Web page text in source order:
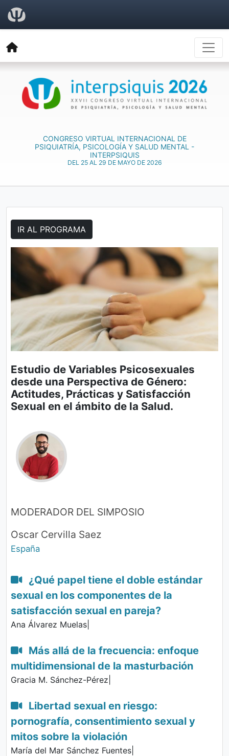
CONGRESO VIRTUAL INTERNACIONAL DE
PSIQUIATRÍA, PSICOLOGÍA Y SALUD MENTAL -
INTERPSIQUIS
DEL 25 AL 29 DE MAYO DE 2026
IR AL PROGRAMA
Estudio de Variables Psicosexuales
desde una Perspectiva de Género:
Actitudes, Prácticas y Satisfacción
Sexual en el ámbito de la Salud.
MODERADOR DEL SIMPOSIO
Oscar Cervilla Saez
España
¿Qué papel tiene el doble estándar
sexual en los componentes de la
satisfacción sexual en pareja?
Ana Álvarez Muelas|
Más allá de la frecuencia: enfoque
multidimensional de la masturbación
Gracia M. Sánchez-Pérez|
Libertad sexual en riesgo:
pornografía, consentimiento sexual y
mitos sobre la violación
María del Mar Sánchez Fuentes|